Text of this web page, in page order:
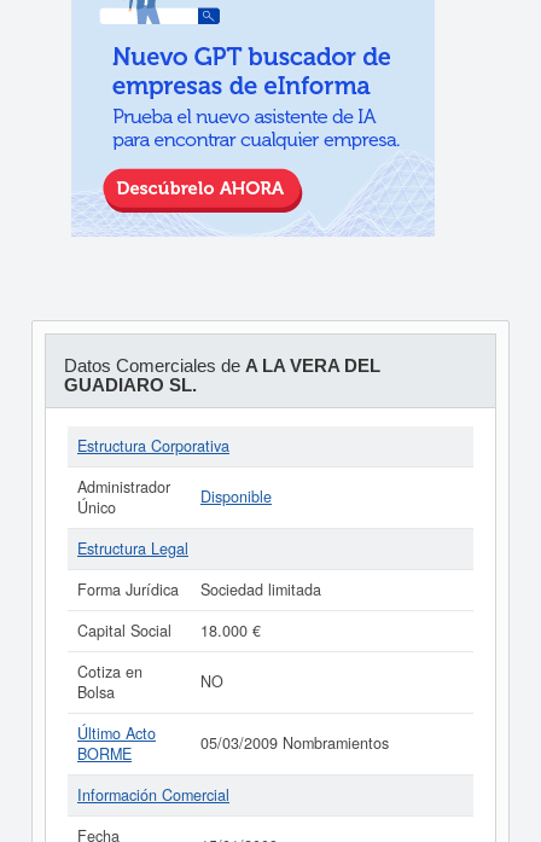
Datos Comerciales de A LA VERA DEL
GUADIARO SL.
Estructura Corporativa
Administrador
Único
Disponible
Estructura Legal
Forma Jurídica
Sociedad limitada
Capital Social
18.000 €
Cotiza en
Bolsa
NO
Último Acto
BORME
05/03/2009 Nombramientos
Información Comercial
Fecha